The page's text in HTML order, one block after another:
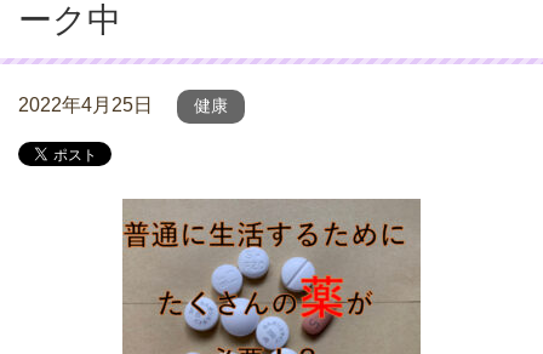
ーク中
2022年4月25日 健康